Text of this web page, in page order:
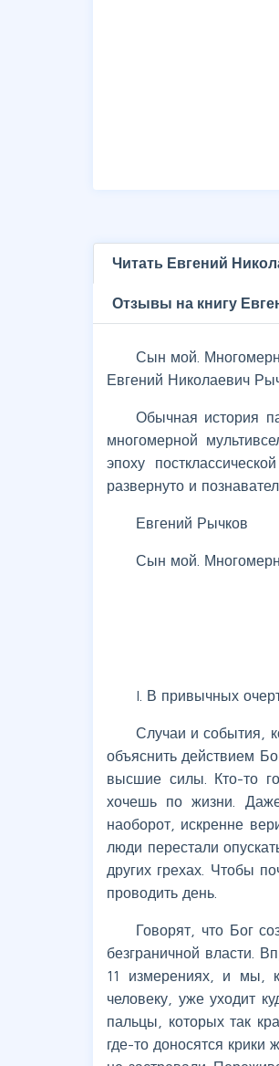
Читать Евгений
Отзывы на книгу
Сын мой.
Евгений Николаевич
Обычная история
многомерной
эпоху
развернуто и
Евгений Рычков
Сын мой.
I. В привычных
Случаи и события,
объяснить действием
высшие силы. Кто-то
хочешь по жизни.
наоборот, искренне
люди перестали
других грехах. Чтобы
проводить день.
Говорят, что Бог
безграничной власти.
11 измерениях, и мы,
человеку, уже уходит
пальцы, которых так
где-то доносятся